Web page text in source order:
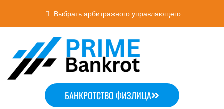
Выбрать арбитражного управляющего
БАНКРОТСТВО ФИЗЛИЦА